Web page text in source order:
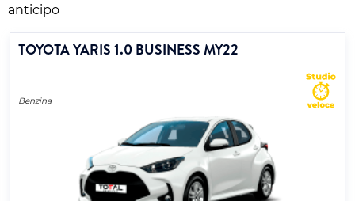
anticipo
TOYOTA YARIS 1.0 BUSINESS MY22
Benzina